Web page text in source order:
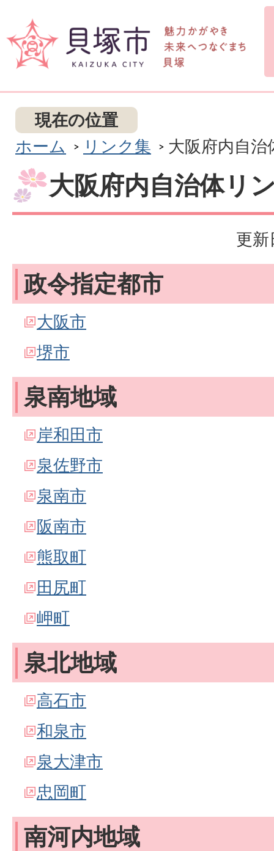
現在の位置
ホーム
リンク集 大阪府内自治
大阪府内自治体リ
更
政令指定都市
大阪市
堺市
泉南地域
岸和田市
泉佐野市
泉南市
阪南市
熊取町
田尻町
岬町
泉北地域
高石市
和泉市
泉大津市
忠岡町
南河内地域